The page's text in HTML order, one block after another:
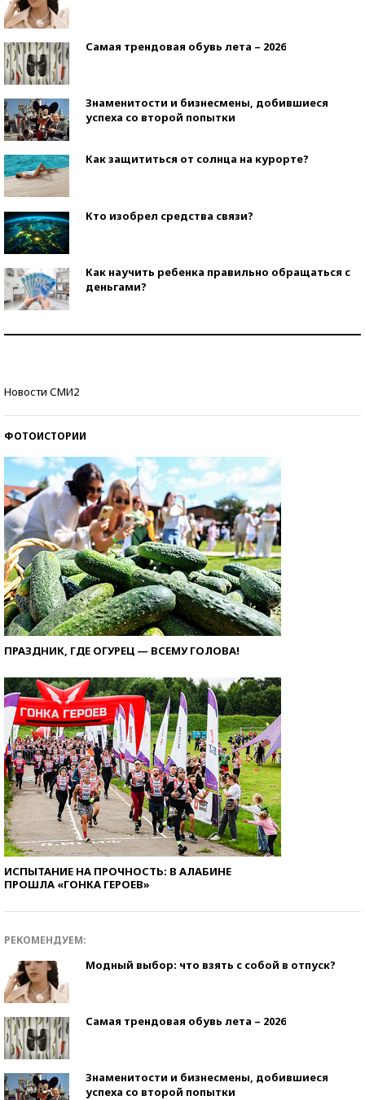
Самая трендовая обувь лета – 2026
Знаменитости и бизнесмены, добившиеся
успеха со второй попытки
Как защититься от солнца на курорте?
Кто изобрел средства связи?
Как научить ребенка правильно обращаться с
деньгами?
Новости СМИ2
ФОТОИСТОРИИ
ПРАЗДНИК, ГДЕ ОГУРЕЦ — ВСЕМУ ГОЛОВА!
ИСПЫТАНИЕ НА ПРОЧНОСТЬ: В АЛАБИНЕ
ПРОШЛА «ГОНКА ГЕРОЕВ»
РЕКОМЕНДУЕМ:
Модный выбор: что взять с собой в отпуск?
Самая трендовая обувь лета – 2026
Знаменитости и бизнесмены, добившиеся
успеха со второй попытки